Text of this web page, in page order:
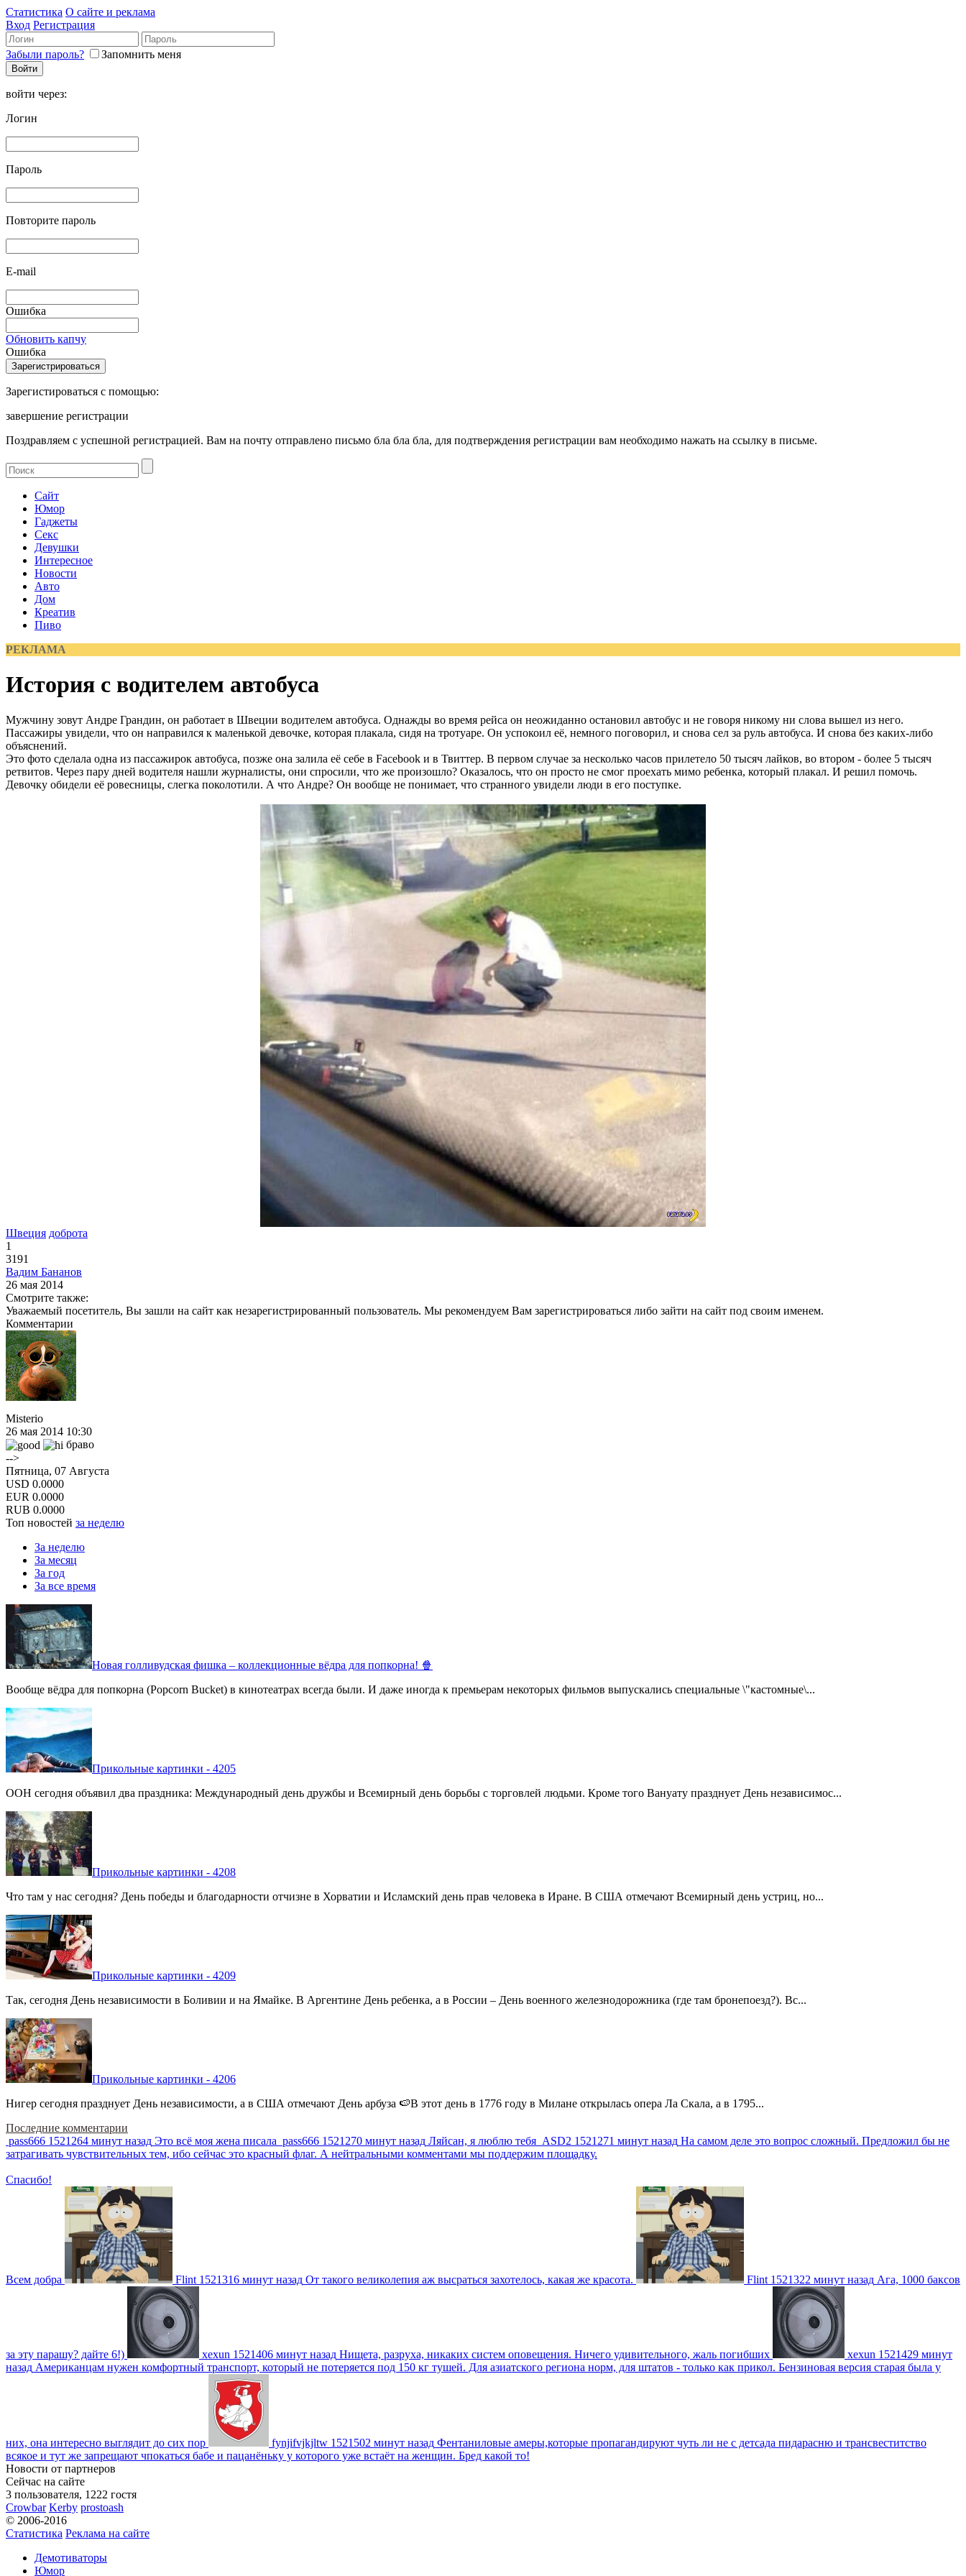
Статистика О сайте и реклама
Вход Регистрация
Забыли пароль? Запомнить меня
войти через:
Логин
Пароль
Повторите пароль
E-mail
Ошибка
Обновить капчу
Ошибка
Зарегистироваться с помощью:
завершение регистрации
Поздравляем с успешной регистрацией. Вам на почту отправлено письмо бла бла бла, для подтверждения регистрации вам необходимо нажать на ссылку в письме.
Сайт
Юмор
Гаджеты
Секс
Девушки
Интересное
Новости
Авто
Дом
Креатив
Пиво
РЕКЛАМА
История с водителем автобуса
Мужчину зовут Андре Грандин, он работает в Швеции водителем автобуса. Однажды во время рейса он неожиданно остановил автобус и не говоря никому ни слова вышел из него.
Пассажиры увидели, что он направился к маленькой девочке, которая плакала, сидя на тротуаре. Он успокоил её, немного поговорил, и снова сел за руль автобуса. И снова без каких-либо
объяснений.
Это фото сделала одна из пассажирок автобуса, позже она залила её себе в Facebook и в Твиттер. В первом случае за несколько часов прилетело 50 тысяч лайков, во втором - более 5 тысяч
ретвитов. Через пару дней водителя нашли журналисты, они спросили, что же произошло? Оказалось, что он просто не смог проехать мимо ребенка, который плакал. И решил помочь.
Девочку обидели её ровесницы, слегка поколотили. А что Андре? Он вообще не понимает, что странного увидели люди в его поступке.
Швеция доброта
1
3191
Вадим Бананов
26 мая 2014
Смотрите также:
Уважаемый посетитель, Вы зашли на сайт как незарегистрированный пользователь. Мы рекомендуем Вам зарегистрироваться либо зайти на сайт под своим именем.
Комментарии
Misterio
26 мая 2014 10:30
браво
-->
Пятница, 07 Августа
USD 0.0000
EUR 0.0000
RUB 0.0000
Топ новостей за неделю
За неделю
За месяц
За год
За все время
Новая голливудская фишка – коллекционные вёдра для попкорна! 🍿
Вообще вёдра для попкорна (Popcorn Bucket) в кинотеатрах всегда были. И даже иногда к премьерам некоторых фильмов выпускались специальные \"кастомные\...
Прикольные картинки - 4205
ООН сегодня объявил два праздника: Международный день дружбы и Всемирный день борьбы с торговлей людьми. Кроме того Вануату празднует День независимос...
Прикольные картинки - 4208
Что там у нас сегодня? День победы и благодарности отчизне в Хорватии и Исламский день прав человека в Иране. В США отмечают Всемирный день устриц, но...
Прикольные картинки - 4209
Так, сегодня День независимости в Боливии и на Ямайке. В Аргентине День ребенка, а в России – День военного железнодорожника (где там бронепоезд?). Вс...
Прикольные картинки - 4206
Нигер сегодня празднует День независимости, а в США отмечают День арбуза 🍉В этот день в 1776 году в Милане открылась опера Ла Скала, а в 1795...
Последние комментарии
pass666 1521264 минут назад Это всё моя жена писала pass666 1521270 минут назад Ляйсан, я люблю тебя ASD2 1521271 минут назад На самом деле это вопрос сложный. Предложил бы не
затрагивать чувствительных тем, ибо сейчас это красный флаг. А нейтральными комментами мы поддержим площадку.
Спасибо!
Всем добра Flint 1521316 минут назад От такого великолепия аж высраться захотелось, какая же красота. Flint 1521322 минут назад Ага, 1000 баксов
за эту парашу? дайте 6!) xexun 1521406 минут назад Нищета, разруха, никаких систем оповещения. Ничего удивительного, жаль погибших xexun 1521429 минут
назад Американцам нужен комфортный транспорт, который не потеряется под 150 кг тушей. Для азиатского региона норм, для штатов - только как прикол. Бензиновая версия старая была у
них, она интересно выглядит до сих пор fynjifvjkjltw 1521502 минут назад Фентаниловые амеры,которые пропагандируют чуть ли не с детсада пидарасню и трансвеститство
всякое и тут же запрещают чпокаться бабе и пацанёньку у которого уже встаёт на женщин. Бред какой то!
Новости от партнеров
Сейчас на сайте
3 пользователя, 1222 гостя
Crowbar Kerby prostoash
© 2006-2016
Статистика Реклама на сайте
Демотиваторы
Юмор